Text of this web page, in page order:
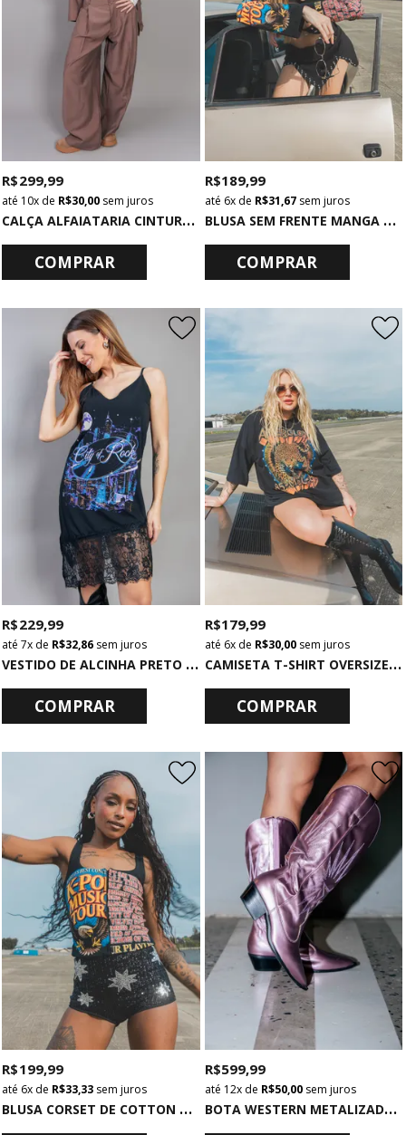
C
ALÇA ALFAIATARIA CINTURA BAIXA MARROM
R$ 299,99
10x de R$ 30,00 sem juros
COMPRAR
B
LUSA SEM FRENTE MANGA LONGA PRETA K-POP
R$ 189,99
6xde R$ 31,67sem juros
COMPRAR
V
ESTIDO DE ALCINHA PRETO COM RENDA CITY OF ROCK
R$ 229,99
7x de R$ 32,86 sem juros
COMPRAR
C
AMISETA T-SHIRT OVERSIZED ESTONADA PRETA AFTERGLOW
R$ 179,99
6xde R$ 30,00sem juros
COMPRAR
B
LUSA CORSET DE COTTON PRETA K-POP
R$ 199,99
6x de R$ 33,33 sem juros
B
OTA WESTERN METALIZADA ROSA CLARO
R$ 599,99
12xde R$ 50,00sem juros